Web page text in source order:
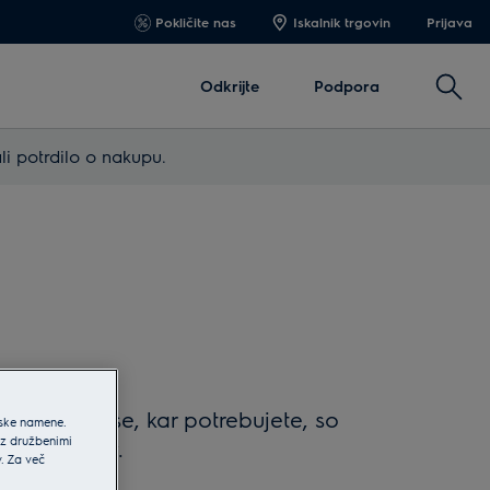
Pokličite nas Iskalnik trgovin Prijava
Odkrijte Podpora Išči
potrdilo o nakupu.
mestu. Vse, kar potrebujete, so
izdelkov.
namene.
družbenimi
Za več